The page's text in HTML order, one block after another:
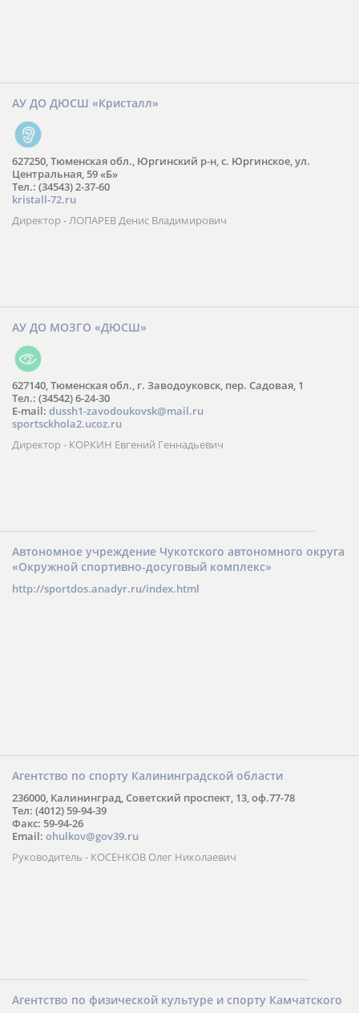
АУ ДО ДЮСШ «Кристалл»
627250, Тюменская обл., Юргинский р-н, с. Юргинское, ул.
Центральная, 59 «Б»
Тел.: (34543) 2-37-60
kristall-72.ru
Директор - ЛОПАРЕВ Денис Владимирович
АУ ДО МОЗГО «ДЮСШ»
627140, Тюменская обл., г. Заводоуковск, пер. Садовая, 1
Тел.: (34542) 6-24-30
​E-mail: dussh1-zavodoukovsk@mail.ru
sportsckhola2.ucoz.ru
Директор - КОРКИН Евгений Геннадьевич
Автономное учреждение Чукотского автономного округа
«Окружной спортивно-досуговый комплекс»
http://sportdos.anadyr.ru/index.html
Агентство по спорту Калининградской области
236000, Калининград, Советский проспект, 13, оф.77-78
Тел: (4012) 59-94-39
Факс: 59-94-26
Email: ohulkov@gov39.ru
Руководитель - КОСЕНКОВ Олег Николаевич
Агентство по физической культуре и спорту Камчатского